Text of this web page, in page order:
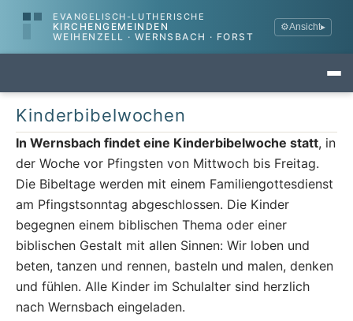
EVANGELISCH-LUTHERISCHE
KIRCHENGEMEINDEN
WEIHENZELL · WERNSBACH · FORST
⚙Ansicht▸
Kinderbibelwochen
In Wernsbach findet eine Kinderbibelwoche statt, in
der Woche vor Pfingsten von Mittwoch bis Freitag.
Die Bibeltage werden mit einem Familiengottesdienst
am Pfingstsonntag abgeschlossen. Die Kinder
begegnen einem biblischen Thema oder einer
biblischen Gestalt mit allen Sinnen: Wir loben und
beten, tanzen und rennen, basteln und malen, denken
und fühlen. Alle Kinder im Schulalter sind herzlich
nach Wernsbach eingeladen.